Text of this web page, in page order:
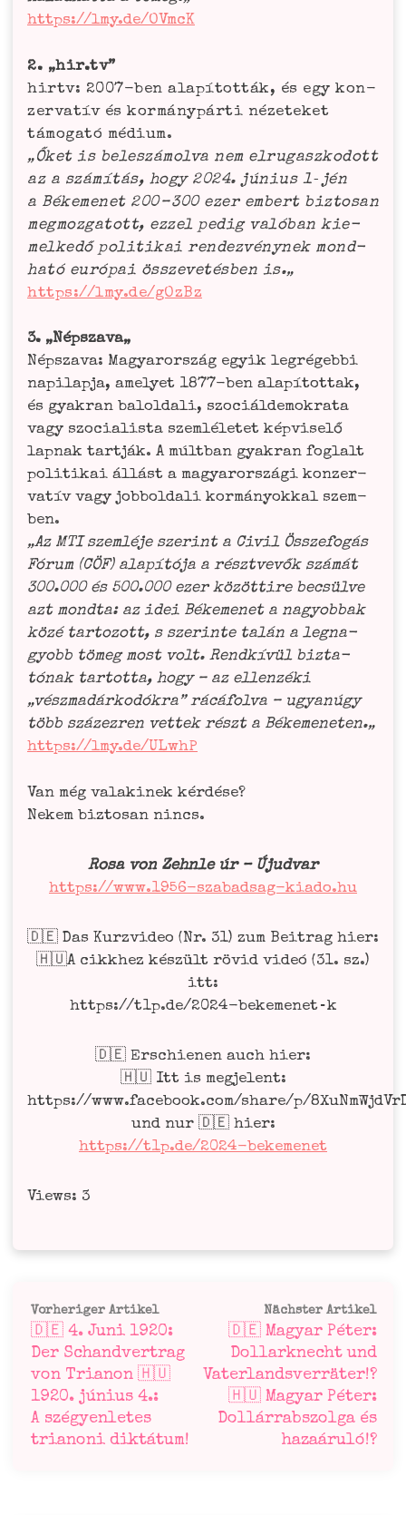
https://lmy.de/OVmcK
2. „hir.tv”
hirtv: 2007-ben alapí­tot­ták, és egy kon­
zer­va­tív és kor­má­ny­pár­ti néze­te­ket
támo­ga­tó médi­um.
„Őket is beles­zá­mol­va nem elru­gasz­ko­dott
az a szá­mí­tás, hogy 2024. júni­us 1‑jén
a Béke­men­et 200 – 300 ezer embert biz­to­san
meg­moz­ga­tott, ezzel pedig való­ban kie­
mel­ke­dő poli­ti­k­ai ren­dez­vé­ny­nek mond­
ha­tó euró­pai öss­ze­ve­tés­ben is.„
https://lmy.de/gOzBz
3. „Néps­za­va„
Néps­za­va: Magyar­or­szág egy­ik legré­geb­bi
napi­lap­ja, ame­ly­et 1877-ben alapí­tot­tak,
és gya­kran balold­a­li, szo­ciál­de­mo­kra­ta
vagy szo­cia­lis­ta szem­lé­le­tet kép­vi­selő
lapnak tartják. A múlt­ban gya­kran foglalt
poli­ti­k­ai állást a magyar­or­szá­gi kon­zer­
va­tív vagy job­bold­a­li kor­má­n­yok­kal szem­
ben.
„Az MTI szem­lé­je szer­int a Civil Öss­ze­fo­gás
Fórum (CÖF) alapí­tó­ja a rész­t­ve­vők szá­mát
300.000 és 500.000 ezer közöt­ti­re bec­sül­ve
azt mond­ta: az idei Béke­men­et a nagyob­bak
közé tarto­zott, s szerinte talán a leg­na­
gyobb tömeg most volt. Rend­kí­vül biz­ta­
tónak tartot­ta, hogy – az ellen­zé­ki
„vészma­dár­ko­dó­kra” rácá­fol­va – ugyanú­gy
több szá­zez­ren vet­tek részt a Béke­men­e­ten.„
https://lmy.de/ULwhP
Van még valaki­nek kérdé­se?
Nekem biz­to­san nincs.
Rosa von Zehn­le úr – Újud­var
https://www.1956-szabadsag-kiado.hu
🇩🇪 Das Kurz­vi­deo (Nr. 31) zum Bei­trag hier:
🇭🇺A cikk­hez kés­zült rövid videó (31. sz.)
itt:
https://t1p.de/2024-bekemenet‑k
🇩🇪 Erschie­nen auch hier:
🇭🇺 Itt is meg­je­lent:
https://www.facebook.com/share/p/
und nur 🇩🇪 hier:
https://t1p.de/2024-bekemenet
Views: 3
Beitragsnavigation
Vorheriger ArtikelVorheriger
Artikel:
🇩🇪 4. Juni 1920:
Der Schandvertrag
von Trianon 🇭🇺
1920. június 4.:
A szégyenletes
trianoni diktátum!
Nächster Artikel
🇩🇪 Magyar Péter:
Dollarknecht und
Vaterlandsverräter!?
🇭🇺 Magyar Péter:
Dollárrabszolga és
hazaáruló!?